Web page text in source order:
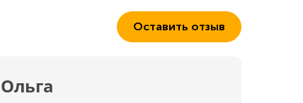
Оставить отзыв
Ольга